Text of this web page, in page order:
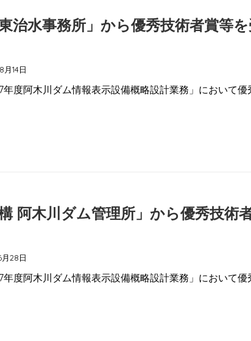
東治水事務所」から優秀技術者賞等
月14日
年度阿木川ダム情報表示設備概略設計業務」において優
構 阿木川ダム管理所」から優秀技術
月28日
年度阿木川ダム情報表示設備概略設計業務」において優